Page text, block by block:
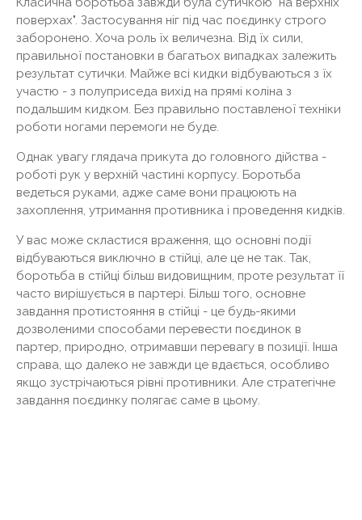
поверхах". Застосування ніг під час поєдинку строго
заборонено. Хоча роль їх величезна. Від їх сили,
правильної постановки в багатьох випадках залежить
результат сутички. Майже всі кидки відбуваються з їх
участю - з полуприседа вихід на прямі коліна з
подальшим кидком. Без правильно поставленої техніки
роботи ногами перемоги не буде.
Однак увагу глядача прикута до головного дійства -
роботі рук у верхній частині корпусу. Боротьба
ведеться руками, адже саме вони працюють на
захоплення, утримання противника і проведення кидків.
У вас може скластися враження, що основні події
відбуваються виключно в стійці, але це не так. Так,
боротьба в стійці більш видовищним, проте результат її
часто вирішується в партері. Більш того, основне
завдання протистояння в стійці - це будь-якими
дозволеними способами перевести поєдинок в
партер, природно, отримавши перевагу в позиції. Інша
справа, що далеко не завжди це вдається, особливо
якщо зустрічаються рівні противники. Але стратегічне
завдання поєдинку полягає саме в цьому.